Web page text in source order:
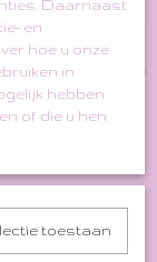
Daarnaast
en
hoe u onze
in
hebben
of die u hen
toestaan